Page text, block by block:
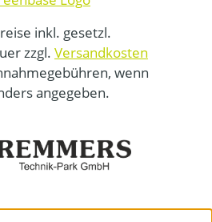
inkl. gesetzl.
zzgl. Versandkosten
wenn
angegeben.